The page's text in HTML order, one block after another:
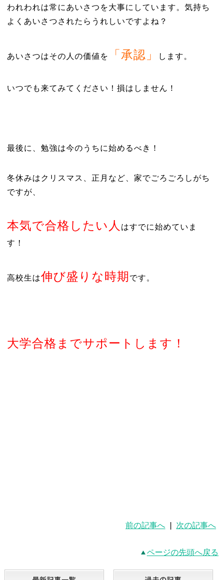
われわれは常にあいさつを大事にしています。気持ち
よくあいさつされたらうれしいですよね？
あいさつはその人の価値を 「承認」 します。
いつでも来てみてください！損はしません！
最後に、勉強は今のうちに始めるべき！
冬休みはクリスマス、正月など、家でごろごろしがち
ですが、
本気で合格したい人 はすでに始めていま
す！
高校生は伸び盛りな時期 です。
大学合格までサポートします！
前の記事へ 次の記事へ
ページの先頭へ戻る
最新記事一覧